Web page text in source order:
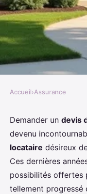
Devis
tout
protéger
Maryam•23 décembre
Accueil›Assurance
Demander un devis
devenu
locataire désireux
Ces dernières
possibilités offertes
tellement progressé